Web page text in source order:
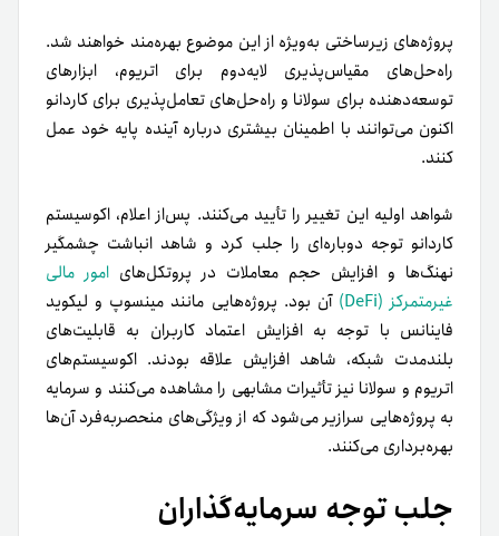
پروژه‌های زیرساختی به‌ویژه از این موضوع بهره‌مند خواهند شد.
راه‌حل‌های مقیاس‌پذیری لایه‌دوم برای اتریوم، ابزارهای
توسعه‌دهنده برای سولانا و راه‌حل‌های تعامل‌پذیری برای کاردانو
اکنون می‌توانند با اطمینان بیشتری درباره آینده پایه خود عمل
کنند.
شواهد اولیه این تغییر را تأیید می‌کنند. پس‌از اعلام، اکوسیستم
کاردانو توجه دوباره‌ای را جلب کرد و شاهد انباشت چشمگیر
نهنگ‌ها و افزایش حجم معاملات در پروتکل‌های امور مالی
غیرمتمرکز (DeFi)
آن بود. پروژه‌هایی مانند مینسوپ و لیکوید
فاینانس با توجه به افزایش اعتماد کاربران به قابلیت‌های
بلندمدت شبکه، شاهد افزایش علاقه بودند. اکوسیستم‌های
اتریوم و سولانا نیز تأثیرات مشابهی را مشاهده می‌کنند و سرمایه
به پروژه‌هایی سرازیر می‌شود که از ویژگی‌های منحصر‌به‌فرد آن‌ها
بهره‌برداری می‌کنند.
جلب توجه سرمایه‌گذاران